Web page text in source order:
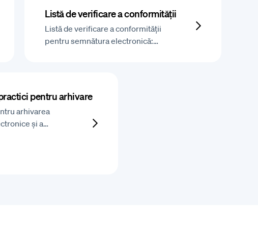
Listă de verificare a conformității
Listă de verificare a conformității
pentru semnătura electronică:…
pentru arhivare
arhivarea
și a…